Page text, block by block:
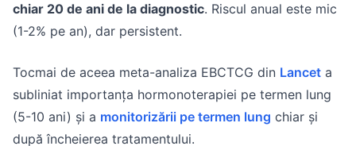
chiar 20 de ani de la diagnostic. Riscul anual este mic
(1-2% pe an), dar persistent.
Tocmai de aceea meta-analiza EBCTCG din Lancet a
subliniat importanța hormonoterapiei pe termen lung
(5-10 ani) și a monitorizării pe termen lung chiar și
după încheierea tratamentului.